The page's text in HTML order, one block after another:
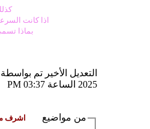
اذا كانت السرعة 9 ثم 8
بماذا
2025 الساعة
03:37 PM
من مواضيع